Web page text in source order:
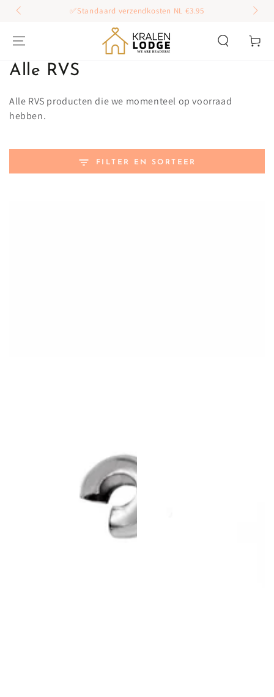
GA DOOR NAAR
INHOUD
✅Standaard verzendkosten NL €3.95
Collectie:
Alle RVS
Alle RVS producten die we momenteel op voorraad
hebben.
FILTER EN SORTEER